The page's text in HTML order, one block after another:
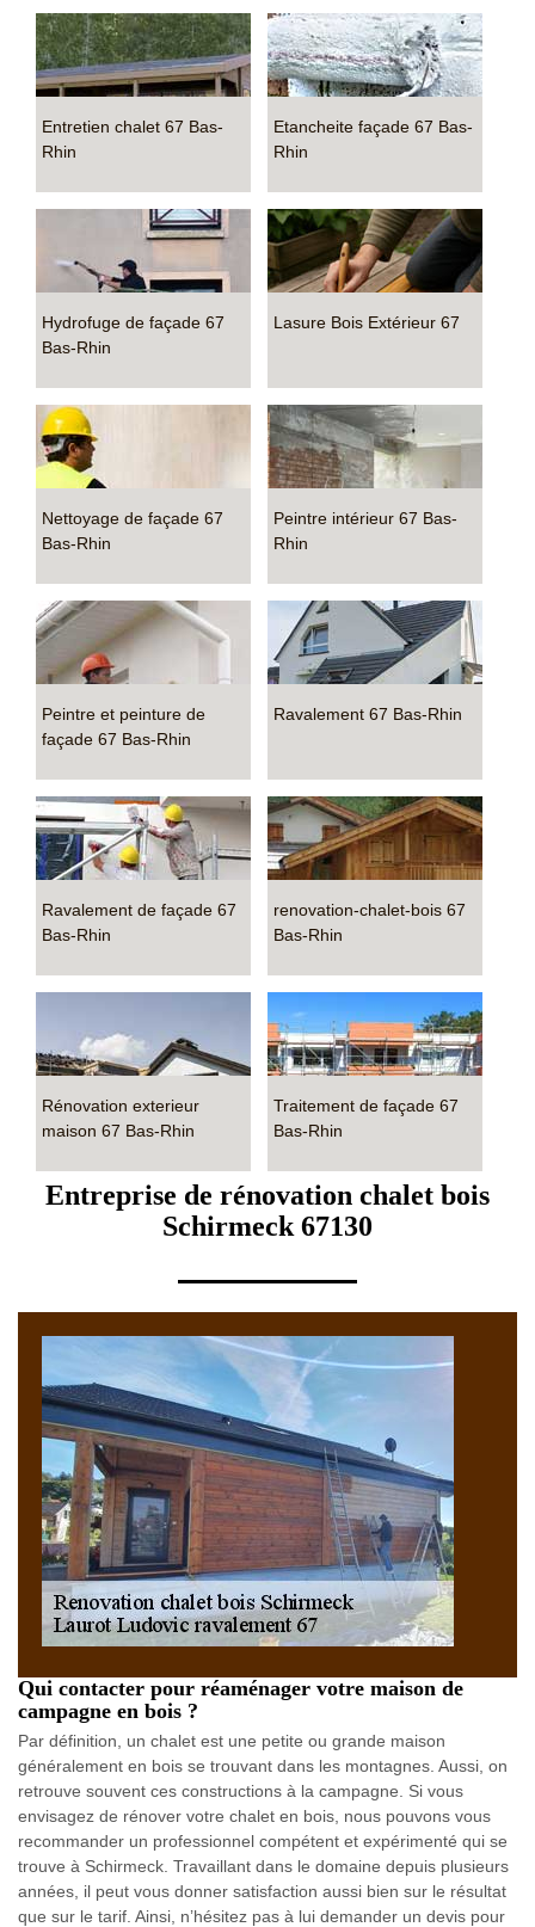
Entretien chalet 67 Bas-
Rhin
Etancheite façade 67 Bas-
Rhin
Hydrofuge de façade 67
Bas-Rhin
Lasure Bois Extérieur 67
Nettoyage de façade 67
Bas-Rhin
Peintre intérieur 67 Bas-
Rhin
Peintre et peinture de
façade 67 Bas-Rhin
Ravalement 67 Bas-Rhin
Ravalement de façade 67
Bas-Rhin
renovation-chalet-bois 67
Bas-Rhin
Rénovation exterieur
maison 67 Bas-Rhin
Traitement de façade 67
Bas-Rhin
Entreprise de rénovation chalet bois
Schirmeck 67130
Qui contacter pour réaménager votre maison de
campagne en bois ?
Par définition, un chalet est une petite ou grande maison
généralement en bois se trouvant dans les montagnes. Aussi, on
retrouve souvent ces constructions à la campagne. Si vous
envisagez de rénover votre chalet en bois, nous pouvons vous
recommander un professionnel compétent et expérimenté qui se
trouve à Schirmeck. Travaillant dans le domaine depuis plusieurs
années, il peut vous donner satisfaction aussi bien sur le résultat
que sur le tarif. Ainsi, n’hésitez pas à lui demander un devis pour